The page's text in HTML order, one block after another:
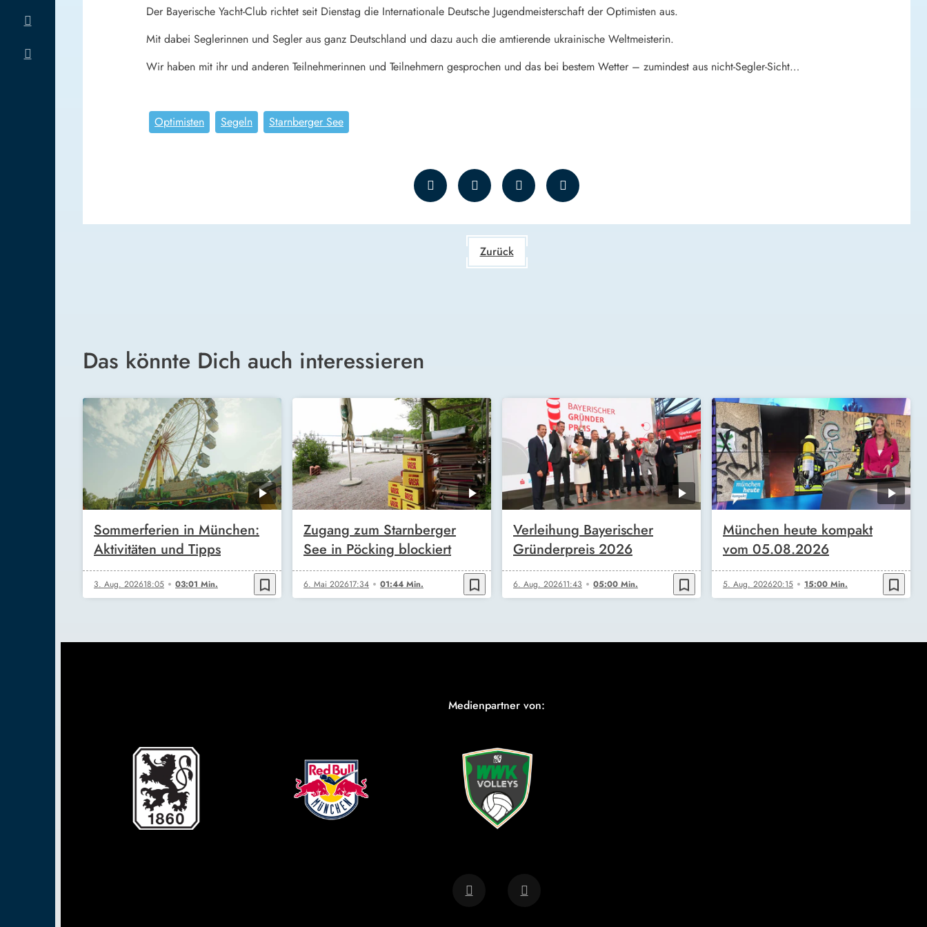
Der Bayerische Yacht-Club richtet seit Dienstag die Internationale Deutsche Jugendmeisterschaft der Optimisten aus.
Mit dabei Seglerinnen und Segler aus ganz Deutschland und dazu auch die amtierende ukrainische Weltmeisterin.
Wir haben mit ihr und anderen Teilnehmerinnen und Teilnehmern gesprochen und das bei bestem Wetter – zumindest aus nicht-Segler-Sicht…
Optimisten Segeln Starnberger See
Zurück
Das könnte Dich auch interessieren
Sommerferien in München:
Aktivitäten und Tipps
3. Aug. 202618:05 03:01 Min. bookmark_border
Zugang zum Starnberger
See in Pöcking blockiert
6. Mai 202617:34 01:44 Min. bookmark_border
Verleihung Bayerischer
Gründerpreis 2026
6. Aug. 202611:43 05:00 Min. bookmark_border
München heute kompakt
vom 05.08.2026
5. Aug. 202620:15 15:00 Min. bookmark_border
Medienpartner von: